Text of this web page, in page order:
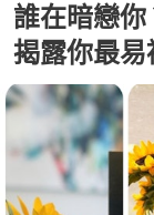
誰在暗戀
揭露你最